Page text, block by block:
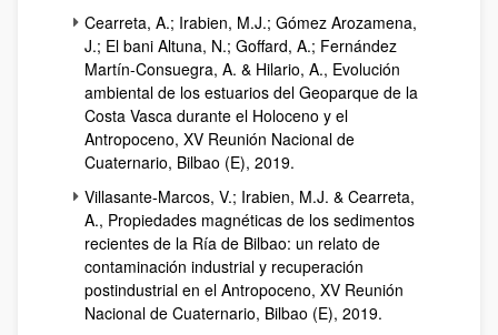
Cearreta, A.; Irabien, M.J.; Gómez Arozamena,
J.; El bani Altuna, N.; Goffard, A.; Fernández
Martín-Consuegra, A. & Hilario, A., Evolución
ambiental de los estuarios del Geoparque de la
Costa Vasca durante el Holoceno y el
Antropoceno, XV Reunión Nacional de
Cuaternario, Bilbao (E), 2019.
Villasante-Marcos, V.; Irabien, M.J. & Cearreta,
A., Propiedades magnéticas de los sedimentos
recientes de la Ría de Bilbao: un relato de
contaminación industrial y recuperación
postindustrial en el Antropoceno, XV Reunión
Nacional de Cuaternario, Bilbao (E), 2019.